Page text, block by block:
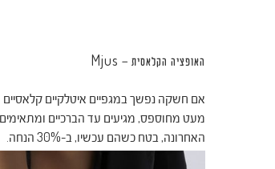
האופציה הקלאסית – Mjus
אם חשקה נפשך במגפיים איטלקיים
מעט מחוספס, מגיעים עד הברכיים
האחרונה, בטח כשהם עכשיו, ב-30% הנחה.